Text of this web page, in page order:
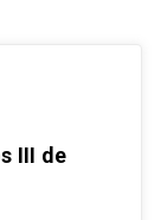
III de